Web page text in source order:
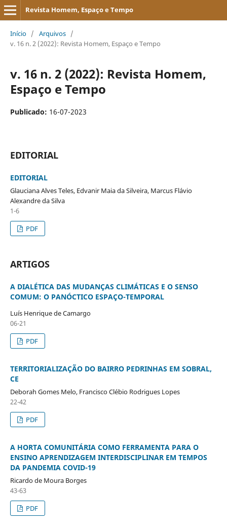
Revista Homem, Espaço e Tempo
Início / Arquivos /
v. 16 n. 2 (2022): Revista Homem, Espaço e Tempo
v. 16 n. 2 (2022): Revista Homem,
Espaço e Tempo
Publicado: 16-07-2023
EDITORIAL
EDITORIAL
Glauciana Alves Teles, Edvanir Maia da Silveira, Marcus Flávio
Alexandre da Silva
1-6
PDF
ARTIGOS
A DIALÉTICA DAS MUDANÇAS CLIMÁTICAS E O SENSO
COMUM: O PANÓCTICO ESPAÇO-TEMPORAL
Luís Henrique de Camargo
06-21
PDF
TERRITORIALIZAÇÃO DO BAIRRO PEDRINHAS EM SOBRAL,
CE
Deborah Gomes Melo, Francisco Clébio Rodrigues Lopes
22-42
PDF
A HORTA COMUNITÁRIA COMO FERRAMENTA PARA O
ENSINO APRENDIZAGEM INTERDISCIPLINAR EM TEMPOS
DA PANDEMIA COVID-19
Ricardo de Moura Borges
43-63
PDF